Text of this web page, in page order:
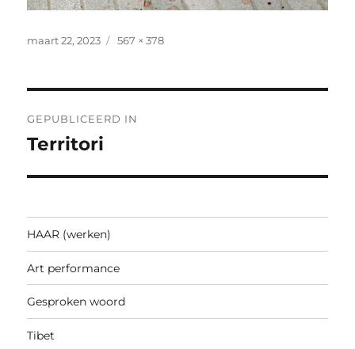
Geplaatst
maart 22, 2023
Volledige
567 × 378
navigatie
GEPUBLICEERD IN
Territori
HAAR (werken)
Art performance
Gesproken woord
Tibet